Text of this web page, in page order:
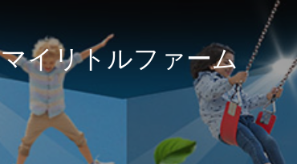
マイリトルファーム